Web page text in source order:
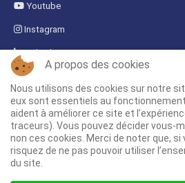
Youtube
Instagram
Linkedin
Fanzone
A propos des cookies
Nous utilisons des cookies sur notre
eux sont essentiels au
aident à améliorer ce site et
traceurs). Vous pouvez décider vous-
non ces cookies. Merci de noter que, si
risquez de ne pas pouvoir utiliser
du site.